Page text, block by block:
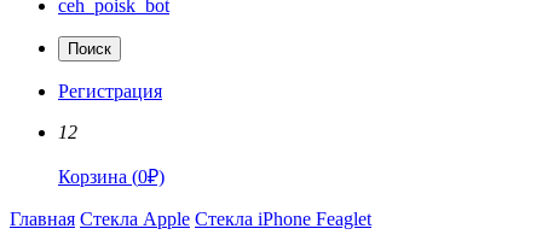
ceh_poisk_bot
Поиск
Регистрация
12
Корзина (0₽)
Главная Стекла Apple Стекла iPhone Feaglet